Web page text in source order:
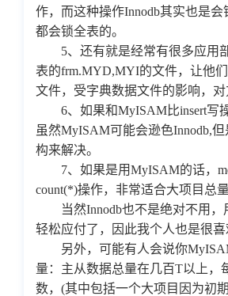
作，而这种操作Innodb其实也是
都会锁全表的。
5、还有就是经常有很多应用部
表的frm.MYD,MYI的文件，让他
文件，受字典数据文件的影响，对
6、如果和MyISAM比insert写操
虽然MyISAM可能会逊色Innodb,
构来解决。
7、如果是用MyISAM的话，
count(*)操作，非常适合大项目总
当然Innodb也不是绝对不用，
轻松应付了，因此我个人也是很
另外，可能有人会说你
量：主从数据总量在几百T以上，
数，(其中包括一个大项目因为初